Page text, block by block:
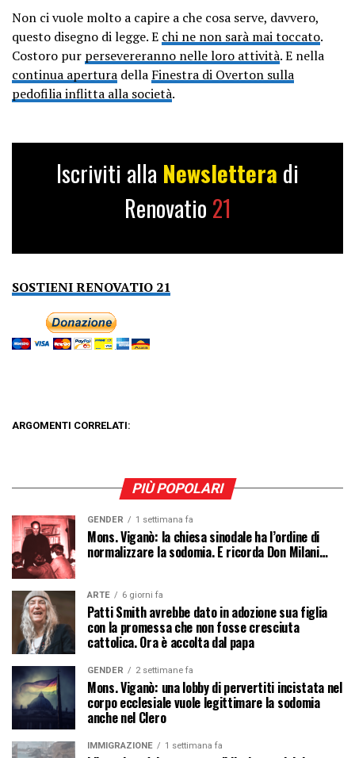
Non ci vuole molto a capire a che cosa serve, davvero,
questo disegno di legge. E chi ne non sarà mai toccato.
Costoro pur persevereranno nelle loro attività. E nella
continua apertura della Finestra di Overton sulla
pedofilia inflitta alla società.
Iscriviti alla Newslettera di
Renovatio 21
SOSTIENI RENOVATIO 21
ARGOMENTI CORRELATI:
PIÙ POPOLARI
GENDER 1 settimana fa
Mons. Viganò: la chiesa sinodale ha l’ordine di
normalizzare la sodomia. E ricorda Don Milani…
ARTE 6 giorni fa
Patti Smith avrebbe dato in adozione sua figlia
con la promessa che non fosse cresciuta
cattolica. Ora è accolta dal papa
GENDER 2 settimane fa
Mons. Viganò: una lobby di pervertiti incistata nel
corpo ecclesiale vuole legittimare la sodomia
anche nel Clero
IMMIGRAZIONE 1 settimana fa